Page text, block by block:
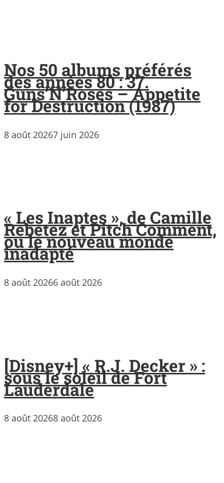
Nos 50 albums préférés
des années 80 : 37.
Guns’N’Roses – Appetite
for Destruction (1987)
8 août 20267 juin 2026
« Les Inaptes », de Camille
Rebetez et Pitch Comment,
ou le nouveau monde
inadapté
8 août 20266 août 2026
[Disney+] « R.J. Decker » :
sous le soleil de Fort
Lauderdale
8 août 20268 août 2026